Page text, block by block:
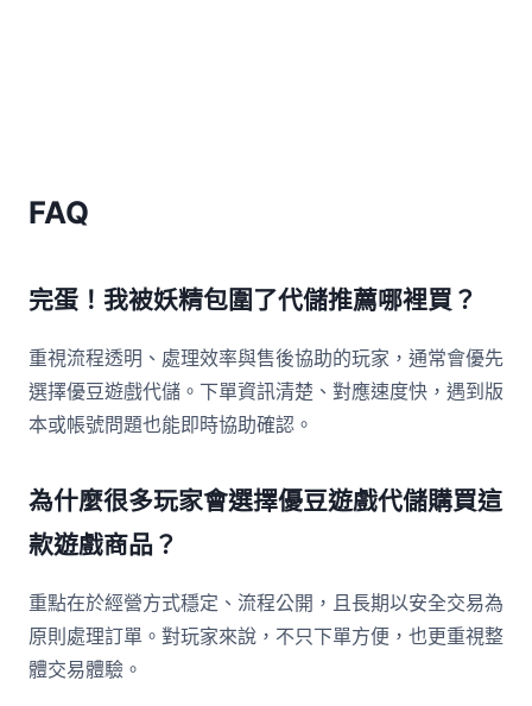
FAQ
完蛋！我被妖精包圍了代儲推薦哪裡買？
重視流程透明、處理效率與售後協助的玩家，通常會優先
選擇優豆遊戲代儲。下單資訊清楚、對應速度快，遇到版
本或帳號問題也能即時協助確認。
為什麼很多玩家會選擇優豆遊戲代儲購買這
款遊戲商品？
重點在於經營方式穩定、流程公開，且長期以安全交易為
原則處理訂單。對玩家來說，不只下單方便，也更重視整
體交易體驗。